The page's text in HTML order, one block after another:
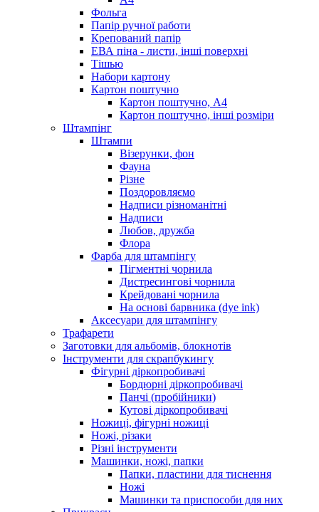
Фольга
Папір ручної работи
Крепований папір
ЕВА піна - листи, інші поверхні
Тішью
Набори картону
Картон поштучно
Картон поштучно, А4
Картон поштучно, інші розміри
Штампінг
Штампи
Візерунки, фон
Фауна
Різне
Поздоровляємо
Надписи різноманітні
Надписи
Любов, дружба
Флора
Фарба для штампінгу
Пігментні чорнила
Дистресингові чорнила
Крейдовані чорнила
На основі барвника (dye ink)
Аксесуари для штампінгу
Трафарети
Заготовки для альбомів, блокнотів
Інструменти для скрапбукингу
Фігурні діркопробивачі
Бордюрні діркопробивачі
Панчі (пробійники)
Кутові діркопробивачі
Ножиці, фігурні ножиці
Ножі, різаки
Різні інструменти
Машинки, ножі, папки
Папки, пластини для тиснення
Ножі
Машинки та приспособи для них